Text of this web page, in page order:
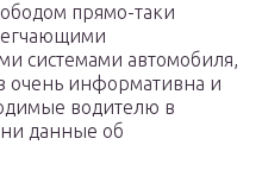
прямо-таки
системами автомобиля,
очень информативна и
водителю в
данные об